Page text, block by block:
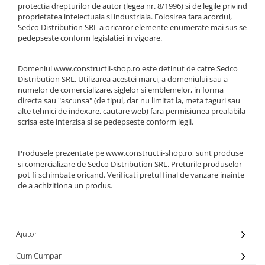
protectia drepturilor de autor (legea nr. 8/1996) si de legile privind
proprietatea intelectuala si industriala. Folosirea fara acordul,
Sedco Distribution SRL a oricaror elemente enumerate mai sus se
pedepseste conform legislatiei in vigoare.
Domeniul www.constructii-shop.ro este detinut de catre Sedco
Distribution SRL. Utilizarea acestei marci, a domeniului sau a
numelor de comercializare, siglelor si emblemelor, in forma
directa sau "ascunsa" (de tipul, dar nu limitat la, meta taguri sau
alte tehnici de indexare, cautare web) fara permisiunea prealabila
scrisa este interzisa si se pedepseste conform legii.
Produsele prezentate pewww.constructii-shop.ro,sunt produse
si comercializare de Sedco Distribution SRL. Preturile produselor
pot fi schimbate oricand. Verificati pretul final de vanzare inainte
de a achizitiona un produs.
Ajutor
Cum Cumpar